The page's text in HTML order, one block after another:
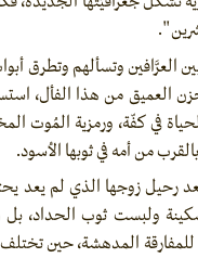
العرَّافين وتسألهم وتطرق
العميق من هذا الفأل،
في كفّة، ورمزية المُوت
من أمه في ثوبها الأسود.
رحيل زوجها الذي لم يعد
ولبست ثوب الحداد، بل
المدهشة، حين